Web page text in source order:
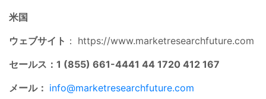
米国
ウェブサイト ： https://www.marketresearchfuture.com
セールス：1 (855) 661-4441 44 1720 412 167
メール： info@marketresearchfuture.com